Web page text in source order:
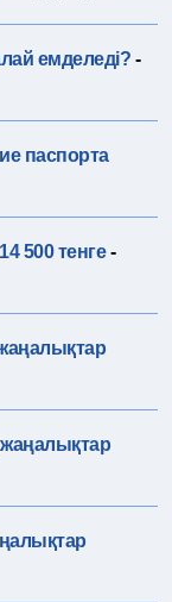
емделеді? -
паспорта
500 тенге -